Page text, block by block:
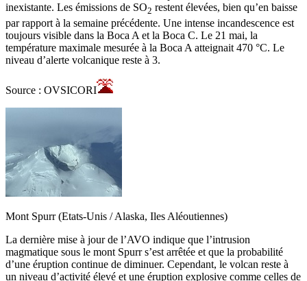
inexistante. Les émissions de SO2 restent élevées, bien qu’en baisse
par rapport à la semaine précédente. Une intense incandescence est
toujours visible dans la Boca A et la Boca C. Le 21 mai, la
température maximale mesurée à la Boca A atteignait 470 °C. Le
niveau d’alerte volcanique reste à 3.
Source : OVSICORI
Mont Spurr (Etats-Unis / Alaska, Iles Aléoutiennes)
La dernière mise à jour de l’AVO indique que l’intrusion
magmatique sous le mont Spurr s’est arrêtée et que la probabilité
d’une éruption continue de diminuer. Cependant, le volcan reste à
un niveau d’activité élevé et une éruption explosive comme celles de